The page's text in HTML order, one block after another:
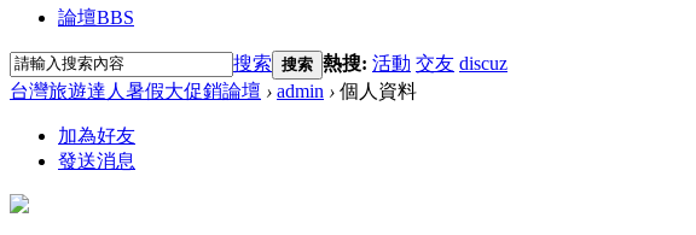
論壇BBS
搜索 搜索 熱搜: 活動 交友 discuz
台灣旅遊達人暑假大促銷論壇 › admin › 個人資料
加為好友
發送消息